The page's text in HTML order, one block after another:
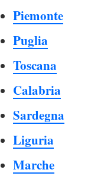
Piemonte
Puglia
Toscana
Calabria
Sardegna
Liguria
Marche